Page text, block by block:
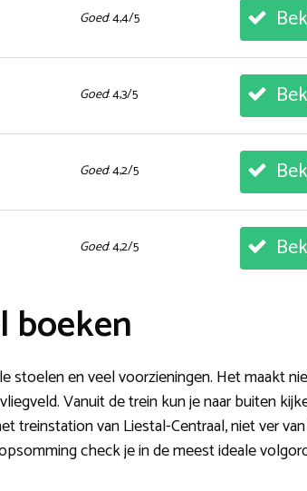
Goed: 4,4/5
Goed: 4,3/5
Goed: 4,2/5
Goed: 4,2/5
boeken
stoelen en veel voorzieningen. Het maakt
Vanuit de trein kun je naar buiten
treinstation van Liestal-Centraal, niet ver
check je in de meest ideale